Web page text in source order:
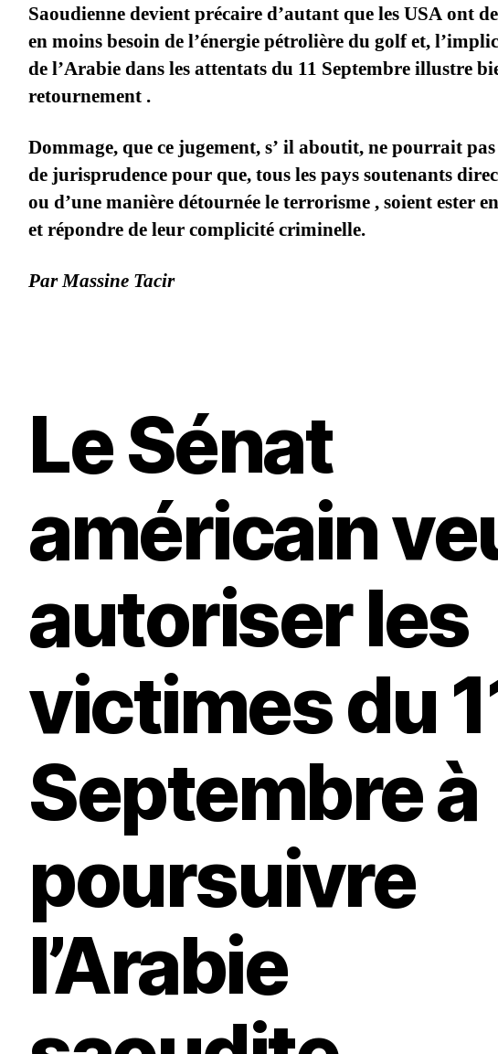
Saoudienne devient précaire d’autant que les USA ont
en moins besoin de l’énergie pétrolière du golf et,
de l’Arabie dans les attentats du 11 Septembre illustre
retournement .
Dommage, que ce jugement, s’ il aboutit, ne pourrait
de jurisprudence pour que, tous les pays soutenants
ou d’une manière détournée le terrorisme , soient ester
et répondre de leur complicité criminelle.
Par Massine Tacir
Le Sénat
américain
autoriser les
victimes du
Septembre à
poursuivre
l’Arabie